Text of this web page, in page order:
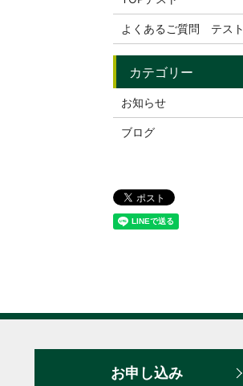
よくあるご質問 テスト
お知らせ
ブログ
お申し込み